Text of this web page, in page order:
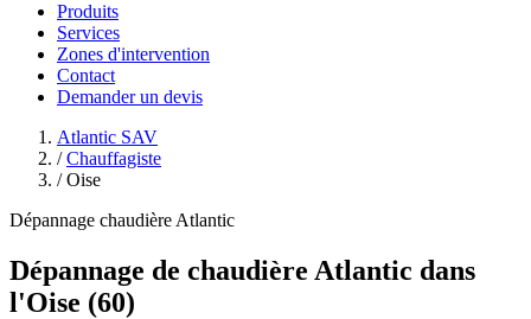
Produits
Services
Zones d'intervention
Contact
Demander un devis
Atlantic SAV
/ Chauffagiste
/ Oise
Dépannage chaudière Atlantic
Dépannage de chaudière Atlantic dans
l'Oise (60)